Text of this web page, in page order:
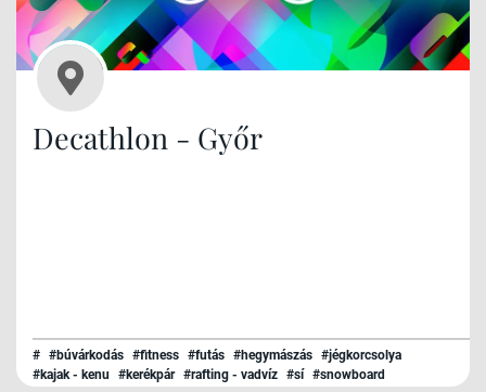
Decathlon - Győr
# #búvárkodás #fitness #futás #hegymászás #jégkorcsolya
#kajak - kenu
#kerékpár #rafting - vadvíz #sí #snowboard